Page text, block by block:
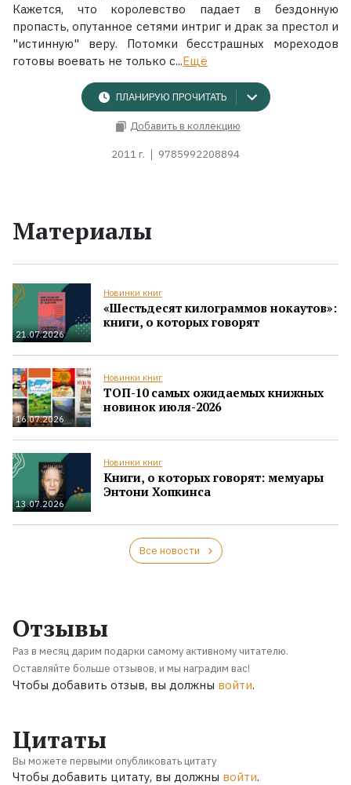
Кажется, что королевство падает в бездонную
пропасть, опутанное сетями интриг и драк за престол и
"истинную" веру. Потомки бесстрашных мореходов
готовы воевать не только с...Ещё
ПЛАНИРУЮ ПРОЧИТАТЬ
Добавить в коллекцию
2011 г. 9785992208894
Материалы
21.07.2026
Новинки книг
«Шестьдесят килограммов нокаутов»:
книги, о которых говорят
16.07.2026
Новинки книг
ТОП-10 самых ожидаемых книжных
новинок июля-2026
13.07.2026
Новинки книг
Книги, о которых говорят: мемуары
Энтони Хопкинса
Все новости
Отзывы
Раз в месяц дарим подарки самому активному читателю.
Оставляйте больше отзывов, и мы наградим вас!
Чтобы добавить отзыв, вы должны войти.
Цитаты
Вы можете первыми опубликовать цитату
Чтобы добавить цитату, вы должны войти.